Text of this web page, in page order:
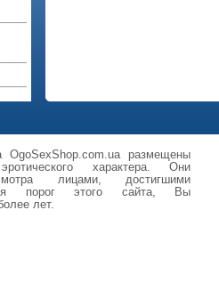
размещены
характера. Они
лицами, достигшими
порог этого сайта, Вы
лет.